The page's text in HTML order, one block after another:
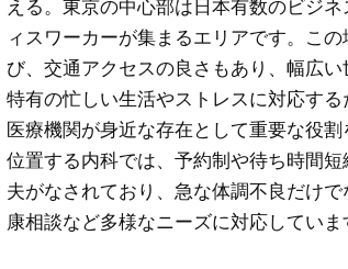
える。東京の中心部は日本有数のビジ
ィスワーカーが集まるエリアです。こ
び、交通アクセスの良さもあり、幅広
特有の忙しい生活やストレスに対応す
医療機関が身近な存在として重要な役
位置する内科では、予約制や待ち時間
夫がなされており、急な体調不良だけ
康相談など多様なニーズに対応していま